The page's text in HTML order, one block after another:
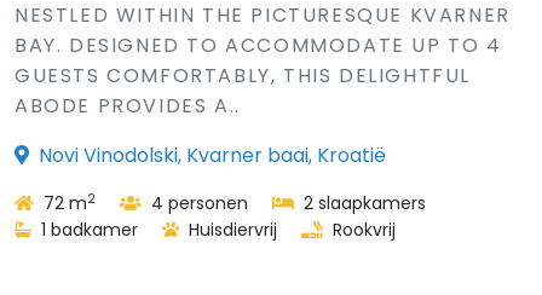
NESTLED WITHIN THE PICTURESQUE KVARNER
BAY. DESIGNED TO ACCOMMODATE UP TO 4
GUESTS COMFORTABLY, THIS DELIGHTFUL
ABODE PROVIDES A..
Novi Vinodolski, Kvarner baai, Kroatië
72 m2 4 personen
2 slaapkamers
1 badkamer
Huisdiervrij Rookvrij